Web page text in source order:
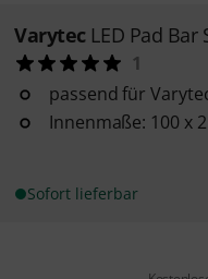
Varytec LED Pad Bar
1
passend für
Innenmaße: 100 x
Sofort lieferbar